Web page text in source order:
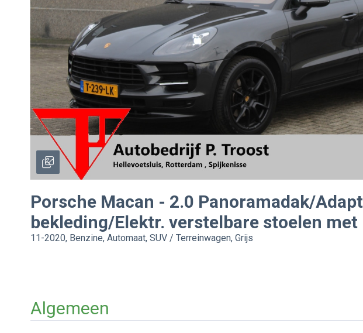
Porsche Macan - 2.0 Panoramadak/
bekleding/Elektr. verstelbare stoelen met
11-2020, Benzine, Automaat, SUV / Terreinwagen, Grijs
Algemeen